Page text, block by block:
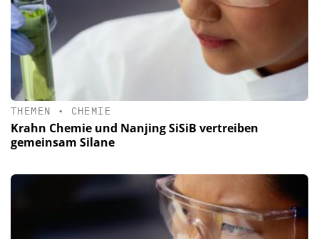
THEMEN • CHEMIE
Krahn Chemie und Nanjing SiSiB vertreiben
gemeinsam Silane